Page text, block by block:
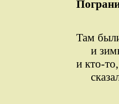
Там
и зимы
и кто-